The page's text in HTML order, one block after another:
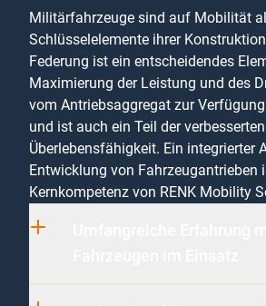
Militärfahrzeuge sind auf Mobilität
Schlüsselelemente ihrer
Federung ist ein entscheidendes
Maximierung der Leistung und des
vom Antriebsaggregat zur
und ist auch ein Teil der verbesserten
Überlebensfähigkeit. Ein integrierter
Entwicklung von Fahrzeugantrieben
Kernkompetenz von RENK Mobility